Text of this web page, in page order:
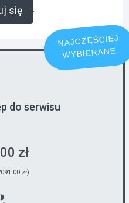
się .
NAJCZĘŚCIEJ
WYBIERANE
do serwisu
zł
zł)